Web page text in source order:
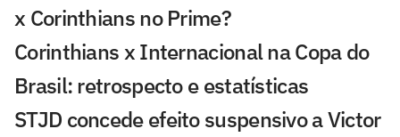
x Corinthians no Prime?
Corinthians x Internacional na Copa do
Brasil: retrospecto e estatísticas
STJD concede efeito suspensivo a Victor